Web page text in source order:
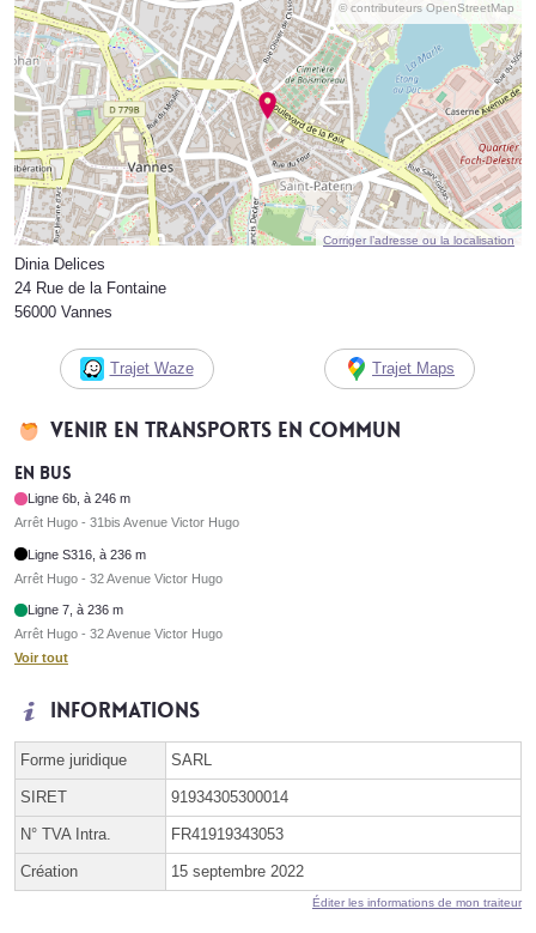
© contributeurs OpenStreetMap
Corriger l’adresse ou la localisation
Dinia Delices
24 Rue de la Fontaine
56000 Vannes
Trajet Waze Trajet Maps
Venir en transports en commun
En bus
Ligne 6b, à 246 m
Arrêt Hugo - 31bis Avenue Victor Hugo
Ligne S316, à 236 m
Arrêt Hugo - 32 Avenue Victor Hugo
Ligne 7, à 236 m
Arrêt Hugo - 32 Avenue Victor Hugo
Voir tout
Informations
Forme juridique SARL
SIRET 91934305300014
N° TVA Intra. FR41919343053
Création 15 septembre 2022
Éditer les informations de mon traiteur